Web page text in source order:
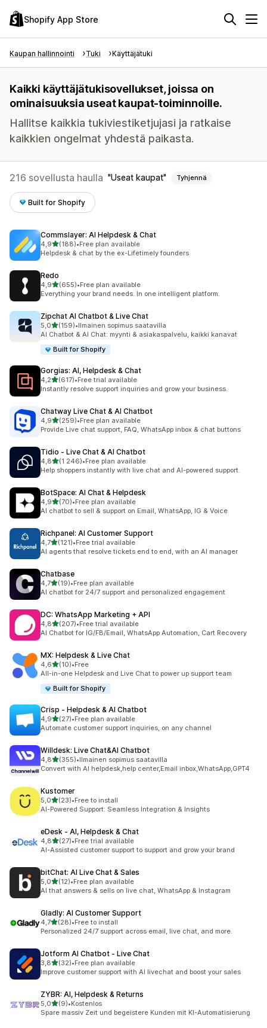
Shopify App Store
Kaupan hallinnointi Tuki Käyttäjätuki
Kaikki käyttäjätukisovellukset, joissa on
ominaisuuksia useat kaupat-toiminnoille.
Hallitse kaikkia tukiviestiketjujasi ja ratkaise
kaikkien ongelmat yhdestä paikasta.
216 sovellusta haulla Useat kaupat Tyhjennä
Built for Shopify
Commslayer: AI Helpdesk & Chat
4,9/ 5 tähteä
(188)
188 arvostelua yhteensä
•Free plan available
Helpdesk & chat by the ex-Lifetimely founders
Redo
4,9/ 5 tähteä
(655)
655 arvostelua yhteensä
•Free plan available
Everything your brand needs. In one intelligent platform.
Zipchat AI Chatbot & Live Chat
5,0/ 5 tähteä
(159)
159 arvostelua yhteensä
•Ilmainen sopimus saatavilla
AI Chatbot & AI Chat: myynti & asiakaspalvelu, kaikki kanavat
Built for Shopify
Gorgias: AI, Helpdesk & Chat
4,2/ 5 tähteä
(617)
617 arvostelua yhteensä
•Free trial available
Instantly resolve support inquiries and grow your business.
Chatway Live Chat & AI Chatbot
4,9/ 5 tähteä
(259)
259 arvostelua yhteensä
•Free plan available
Provide Live chat support, FAQ, WhatsApp inbox & chat buttons
Tidio ‑ Live Chat & AI Chatbot
4,8/ 5 tähteä
(1 246)
1246 arvostelua yhteensä
•Free plan available
Help shoppers instantly with live chat and AI-powered support.
BotSpace: AI Chat & Helpdesk
4,9/ 5 tähteä
(70)
70 arvostelua yhteensä
•Free plan available
AI chatbot to sell & support on Email, WhatsApp, IG & Voice
Richpanel: AI Customer Support
4,7/ 5 tähteä
(121)
121 arvostelua yhteensä
•Free trial available
AI agents that resolve tickets end to end, with an AI manager
Chatbase
4,7/ 5 tähteä
(19)
19 arvostelua yhteensä
•Free plan available
AI chatbot for 24/7 support and personalized engagement
DC: WhatsApp Marketing + API
4,8/ 5 tähteä
(207)
207 arvostelua yhteensä
•Free trial available
AI Chatbot for IG/FB/Email, WhatsApp Automation, Cart Recovery
MX: Helpdesk & Live Chat
4,6/ 5 tähteä
(10)
10 arvostelua yhteensä
•Free
All-in-one Helpdesk and Live Chat to power up support team
Built for Shopify
Crisp ‑ Helpdesk & AI Chatbot
4,9/ 5 tähteä
(27)
27 arvostelua yhteensä
•Free plan available
Automate customer support inquiries, on any channel
Willdesk: Live Chat&AI Chatbot
4,8/ 5 tähteä
(355)
355 arvostelua yhteensä
•Ilmainen sopimus saatavilla
Convert with AI helpdesk,help center,Email inbox,WhatsApp,GPT4
Kustomer
5,0/ 5 tähteä
(23)
23 arvostelua yhteensä
•Free to install
AI-Powered Support: Seamless Integration & Insights
eDesk ‑ AI, Helpdesk & Chat
4,8/ 5 tähteä
(27)
27 arvostelua yhteensä
•Free trial available
AI-Assisted customer support to support and grow your brand
bitChat: AI Live Chat & Sales
5,0/ 5 tähteä
(12)
12 arvostelua yhteensä
•Free plan available
AI that answers & sells on live chat, WhatsApp & Instagram
Gladly: AI Customer Support
4,7/ 5 tähteä
(28)
28 arvostelua yhteensä
•Free to install
Personalized 24/7 support across email, live chat, and more.
Jotform AI Chatbot ‑ Live Chat
3,8/ 5 tähteä
(32)
32 arvostelua yhteensä
•Free plan available
Improve customer support with AI livechat and boost your sales
ZYBR: AI, Helpdesk & Returns
5,0/ 5 tähteä
(9)
9 arvostelua yhteensä
•Kostenlos
Spare massiv Zeit und begeistere Kunden mit KI-Automatisierung